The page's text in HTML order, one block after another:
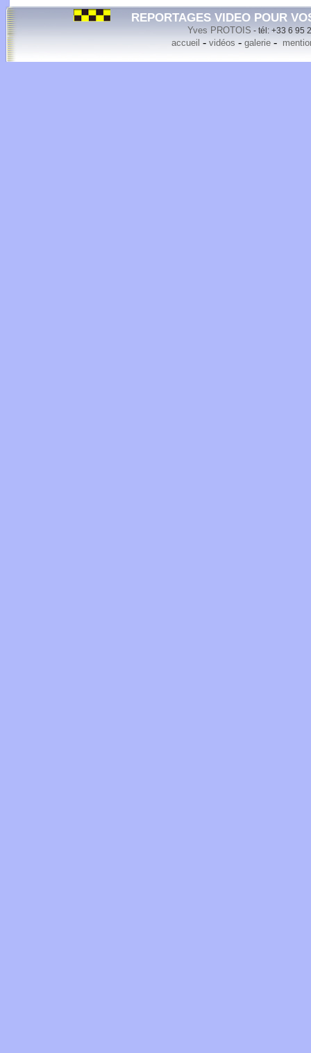
REPORTAGES VIDEO POUR
Yves PROTOIS - tél: +33 6 95
accueil - vidéos - galerie-